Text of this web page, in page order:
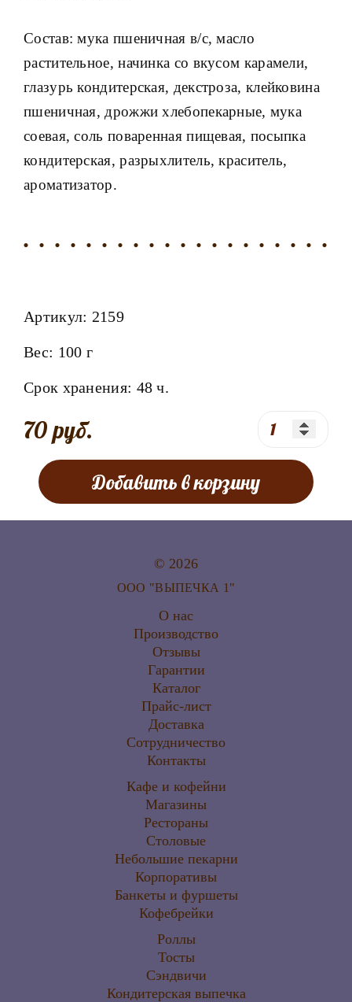
Состав: мука пшеничная в/с, масло
растительное, начинка со вкусом карамели,
глазурь кондитерская, декстроза, клейковина
пшеничная, дрожжи хлебопекарные, мука
соевая, соль поваренная пищевая, посыпка
кондитерская, разрыхлитель, краситель,
ароматизатор.
Артикул: 2159
Вес: 100 г
Срок хранения: 48 ч.
70 руб.
Добавить в корзину
© 2026
ООО "ВЫПЕЧКА 1"
О нас
Производство
Отзывы
Гарантии
Каталог
Прайс-лист
Доставка
Сотрудничество
Контакты
Кафе и кофейни
Магазины
Рестораны
Столовые
Небольшие пекарни
Корпоративы
Банкеты и фуршеты
Кофебрейки
Роллы
Тосты
Сэндвичи
Кондитерская выпечка